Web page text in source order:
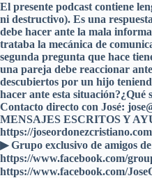
El presente podcast contiene
ni destructivo). Es una
debe hacer ante la mala
trataba la mecánica de
segunda pregunta que hace
una pareja debe reaccionar
descubiertos por un hijo
hacer ante esta situación?¿Qué
Contacto directo con José:
MENSAJES ESCRITOS Y
https://joseordonezcristiano.com
▶︎ Grupo exclusivo de amigos
https://www.facebook.com/
https://www.facebook.com/